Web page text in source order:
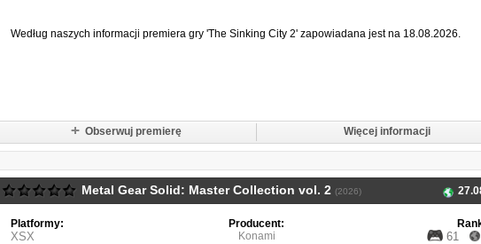
Według naszych informacji premiera gry 'The Sinking City 2' zapowiadana jest na 18.08.2026.
Obserwuj premierę Więcej informacji
Metal Gear Solid: Master Collection vol. 2 (2026)
Platformy:
XSX
Producent:
Konami
61